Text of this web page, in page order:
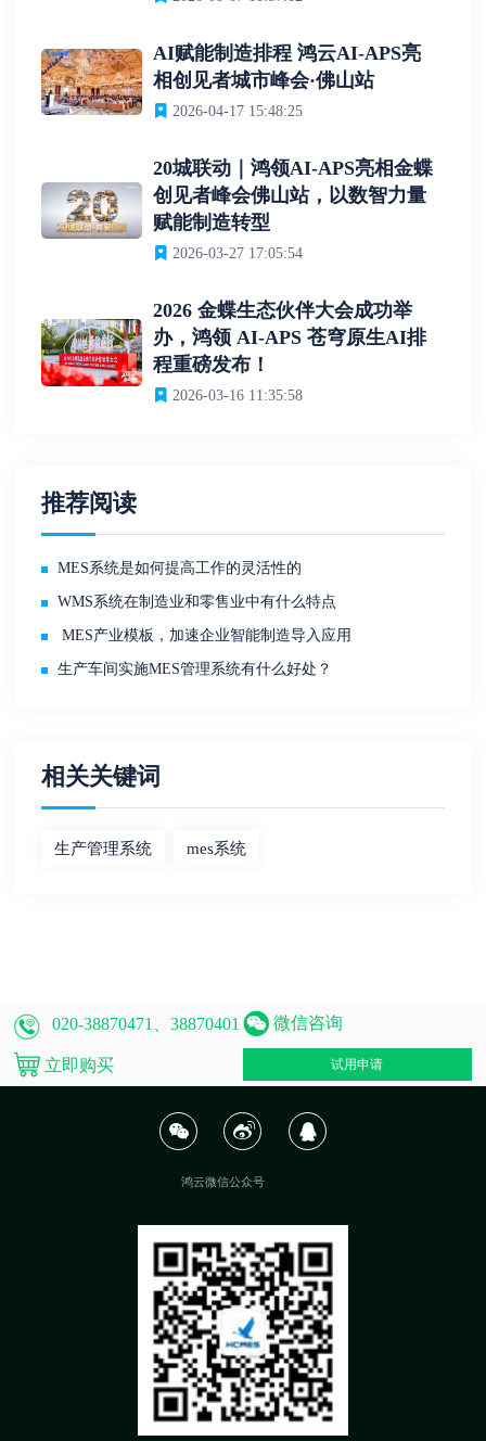
AI赋能制造排程 鸿云AI-APS亮
相创见者城市峰会·佛山站
2026-04-17 15:48:25
20城联动｜鸿领AI-APS亮相金蝶
创见者峰会佛山站，以数智力量
赋能制造转型
2026-03-27 17:05:54
2026 金蝶生态伙伴大会成功举
办，鸿领 AI-APS 苍穹原生AI排
程重磅发布！
2026-03-16 11:35:58
推荐阅读
MES系统是如何提高工作的灵活性的
WMS系统在制造业和零售业中有什么特点
MES产业模板，加速企业智能制造导入应用
生产车间实施MES管理系统有什么好处？
相关关键词
生产管理系统 mes系统
020-38870471、38870401 微信咨询
立即购买 试用申请
鸿云微信公众号